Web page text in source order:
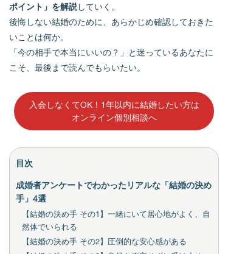
ポイント」を解説していく。
後悔しない結婚のために、あらかじめ確認しておきた
いことは何か。
「今の相手で本当にいいの？」と迷っているあなたに
こそ、最後まで読んでもらいたい。
入会しなくてOK！1年以内に結婚したい方は
オンライン個別相談へ
目次
成婚者アンケートでわかったリアルな「結婚の決め
手」4選
【結婚の決め手 その1】一緒にいて居心地がよく、自
然体でいられる
【結婚の決め手 その2】圧倒的な安心感がある